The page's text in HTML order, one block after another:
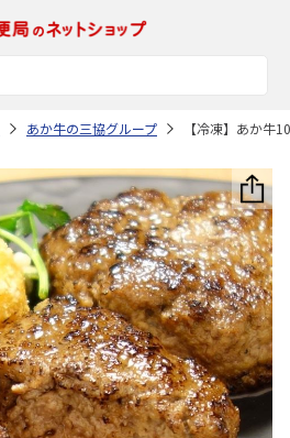
あか牛の三協グループ 【冷凍】あか牛